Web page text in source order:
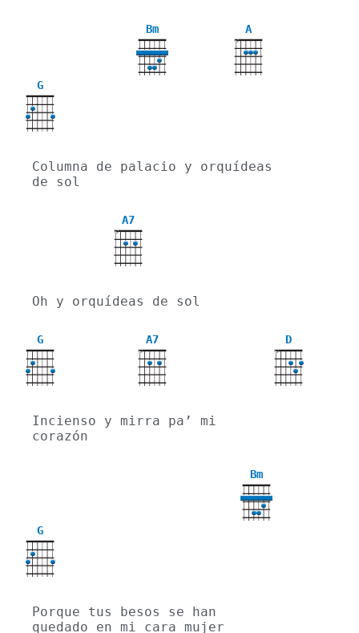
Bm A
X
G
Columna de palacio y orquídeas
de sol
A7
X
Oh y orquídeas de sol
G A7
X
D
X
Incienso y mirra pa’ mi
corazón
Bm
G
Porque tus besos se han
quedado en mi cara mujer